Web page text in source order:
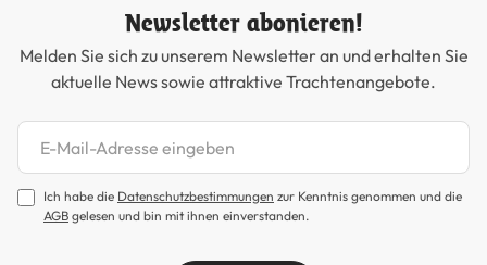
Newsletter abonieren!
Melden Sie sich zu unserem Newsletter an und erhalten Sie
aktuelle News sowie attraktive Trachtenangebote.
Newsletter abonnieren
Ich habe die Datenschutzbestimmungen zur Kenntnis genommen und die
AGB gelesen und bin mit ihnen einverstanden.